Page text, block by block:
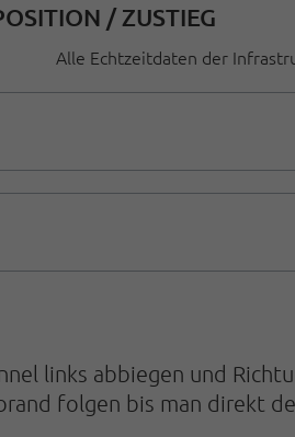
/ ZUSTIEG
Alle Echtzeitdaten der
links abbiegen und
folgen bis man direkt